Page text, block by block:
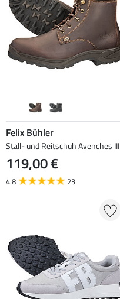
Felix Bühler
Stall- und Reitschuh Avenches III
119,00 €
4.8 23